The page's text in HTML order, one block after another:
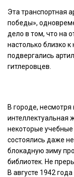
Эта транспортная
победы»,
дело в том, что на
настолько близко
подвергались
гитлеровцев.
В городе, несмотря
интеллектуальная
некоторые учебные
состоялись даже
блокадную зиму
библиотек. Не
В августе 1942